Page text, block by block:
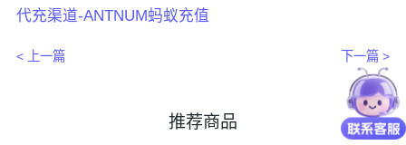
代充渠道-ANTNUM蚂蚁充值
< 上一篇 下一篇 >
推荐商品